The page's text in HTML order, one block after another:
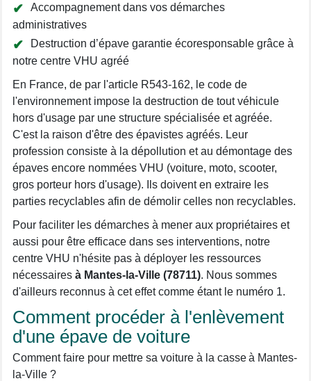
Accompagnement dans vos démarches
administratives
Destruction d’épave garantie écoresponsable grâce à
notre centre VHU agréé
En France, de par l'article R543-162, le code de
l'environnement impose la destruction de tout véhicule
hors d'usage par une structure spécialisée et agréée.
C'est la raison d'être des épavistes agréés. Leur
profession consiste à la dépollution et au démontage des
épaves encore nommées VHU (voiture, moto, scooter,
gros porteur hors d'usage). Ils doivent en extraire les
parties recyclables afin de démolir celles non recyclables.
Pour faciliter les démarches à mener aux propriétaires et
aussi pour être efficace dans ses interventions, notre
centre VHU n'hésite pas à déployer les ressources
nécessaires à Mantes-la-Ville (78711). Nous sommes
d'ailleurs reconnus à cet effet comme étant le numéro 1.
Comment procéder à l'enlèvement
d'une épave de voiture
Comment faire pour mettre sa voiture à la casse à Mantes-
la-Ville ?